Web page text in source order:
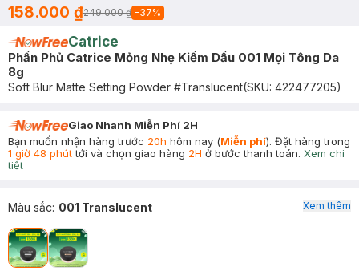
158.000 ₫249.000 ₫ -37%
Catrice
Phấn Phủ Catrice Mỏng Nhẹ Kiềm Dầu 001 Mọi Tông Da
8g
Soft Blur Matte Setting Powder #Translucent(SKU: 422477205)
Giao Nhanh Miễn Phí 2H
Bạn muốn nhận hàng trước 20h hôm nay (Miễn phí). Đặt hàng trong
1 giờ 48 phúttới và chọn giao hàng 2H ở bước thanh toán. Xem chi
tiết
Màu sắc: 001 Translucent Xem thêm